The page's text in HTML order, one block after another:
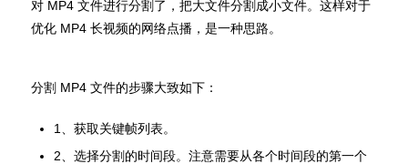
对 MP4 文件进行分割了，把大文件分割成小文件。这样对于
优化 MP4 长视频的网络点播，是一种思路。
分割 MP4 文件的步骤大致如下：
1、获取关键帧列表。
2、选择分割的时间段。注意需要从各个时间段的第一个